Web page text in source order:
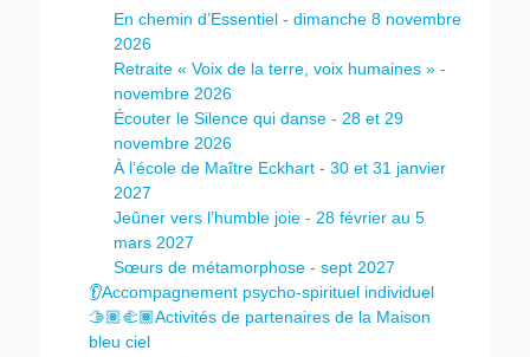
En chemin d’Essentiel - dimanche 8 novembre
2026
Retraite « Voix de la terre, voix humaines » -
novembre 2026
Écouter le Silence qui danse - 28 et 29
novembre 2026
À l’école de Maître Eckhart - 30 et 31 janvier
2027
Jeûner vers l’humble joie - 28 février au 5
mars 2027
Sœurs de métamorphose - sept 2027
👂Accompagnement psycho-spirituel individuel
🫱🏽‍🫲🏾Activités de partenaires de la Maison
bleu ciel